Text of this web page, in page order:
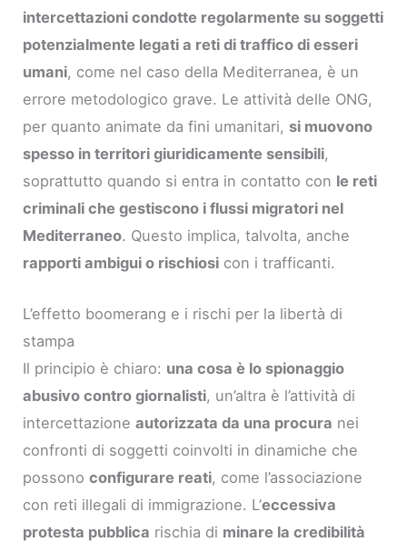
intercettazioni condotte regolarmente su soggetti
potenzialmente legati a reti di traffico di esseri
umani, come nel caso della Mediterranea, è un
errore metodologico grave. Le attività delle ONG,
per quanto animate da fini umanitari, si muovono
spesso in territori giuridicamente sensibili,
soprattutto quando si entra in contatto con le reti
criminali che gestiscono i flussi migratori nel
Mediterraneo. Questo implica, talvolta, anche
rapporti ambigui o rischiosi con i trafficanti.
L’effetto boomerang e i rischi per la libertà di
stampa
Il principio è chiaro: una cosa è lo spionaggio
abusivo contro giornalisti, un’altra è l’attività di
intercettazioneautorizzata da una procura nei
confronti di soggetti coinvolti in dinamiche che
possonoconfigurare reati, come l’associazione
con reti illegali di immigrazione. L’eccessiva
protesta pubblica rischia di minare la credibilità